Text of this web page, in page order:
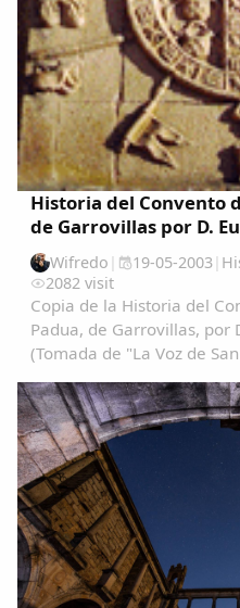
Historia del Convento
de Garrovillas por D.
Wifredo | 19-05-2003|
2082 visit
Copia de la Historia del
Padua, de Garrovillas, por
(Tomada de "La Voz de
221 y 235 del Tomo III)....
Copiar enlace